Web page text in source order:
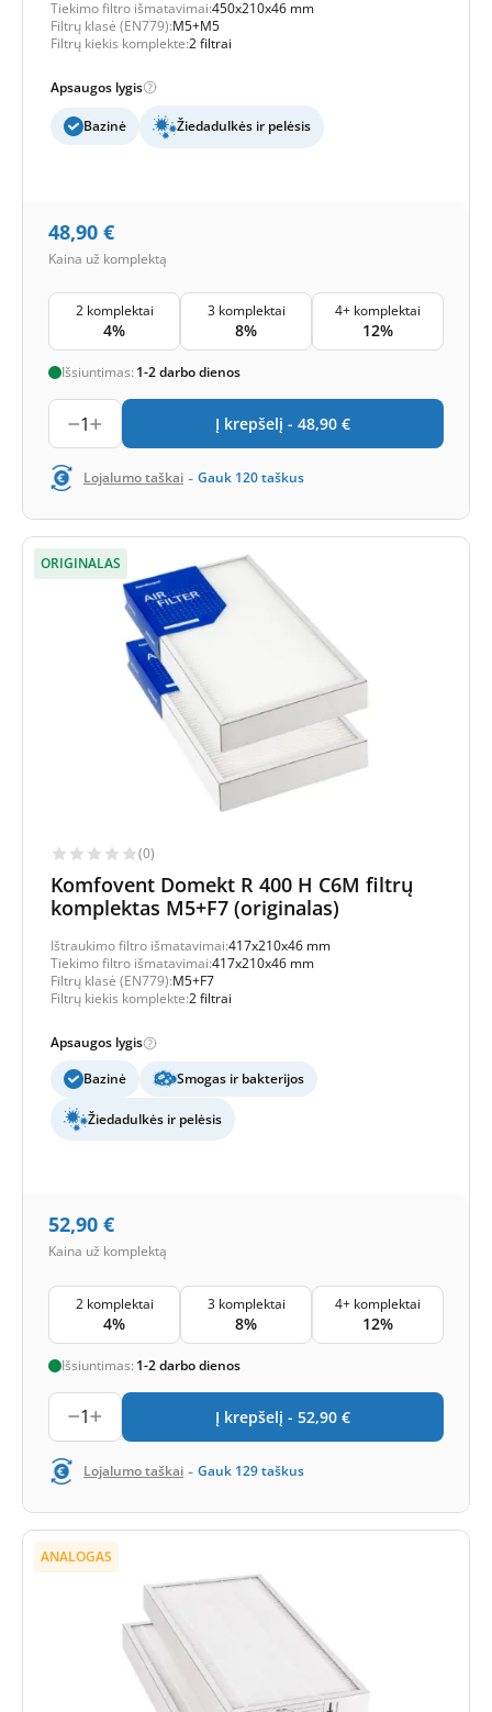
Tiekimo filtro išmatavimai:450x210x46 mm
Filtrų klasė (EN779):M5+M5
Filtrų kiekis komplekte:2 filtrai
Apsaugos lygis
Bazinė Žiedadulkės ir pelėsis
48,90 €
Kaina už komplektą
2 komplektai
4%
3 komplektai
8%
4+ komplektai
12%
Išsiuntimas: 1-2 darbo dienos
1 Į krepšelį - 48,90 €
Lojalumo taškai - Gauk 120taškus
ORIGINALAS
(0)
Komfovent Domekt R 400 H C6M filtrų
komplektas M5+F7 (originalas)
Ištraukimo filtro išmatavimai:417x210x46 mm
Tiekimo filtro išmatavimai:417x210x46 mm
Filtrų klasė (EN779):M5+F7
Filtrų kiekis komplekte:2 filtrai
Apsaugos lygis
Bazinė
Smogas ir bakterijos
Žiedadulkės ir pelėsis
52,90 €
Kaina už komplektą
2 komplektai
4%
3 komplektai
8%
4+ komplektai
12%
Išsiuntimas: 1-2 darbo dienos
1 Į krepšelį - 52,90 €
Lojalumo taškai - Gauk 129taškus
ANALOGAS